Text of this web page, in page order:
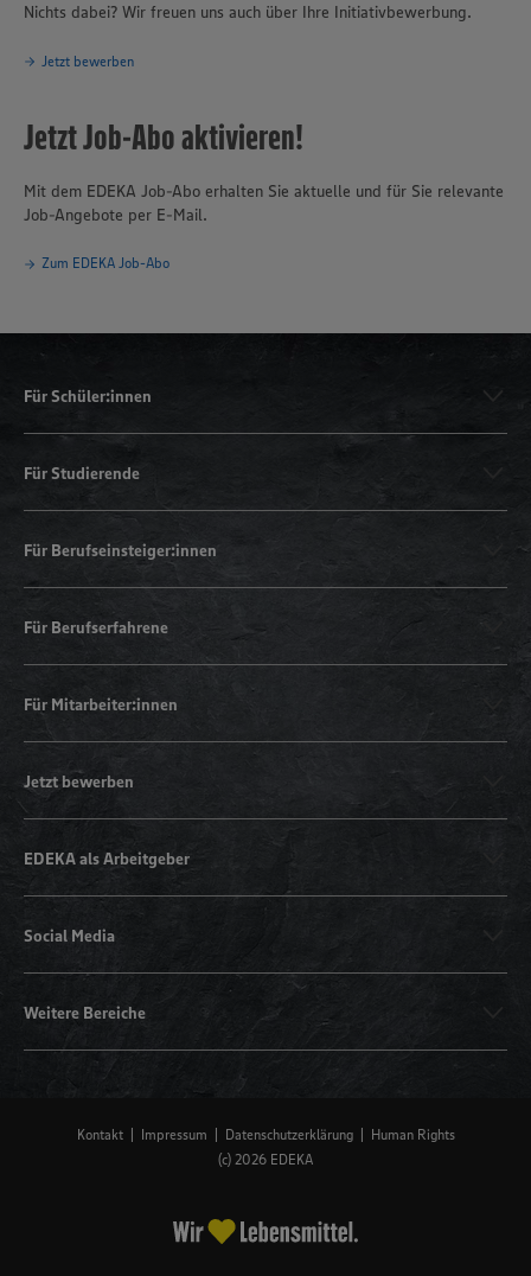
Nichts dabei? Wir freuen uns auch über Ihre Initiativbewerbung.
Jetzt bewerben
Jetzt Job-Abo aktivieren!
Mit dem EDEKA Job-Abo erhalten Sie aktuelle und für Sie relevante
Job-Angebote per E-Mail.
Zum EDEKA Job-Abo
Für Schüler:innen
Für Studierende
Für Berufseinsteiger:innen
Für Berufserfahrene
Für Mitarbeiter:innen
Jetzt bewerben
EDEKA als Arbeitgeber
Social Media
Weitere Bereiche
Kontakt Impressum Datenschutzerklärung
Human Rights
(c) 2026 EDEKA